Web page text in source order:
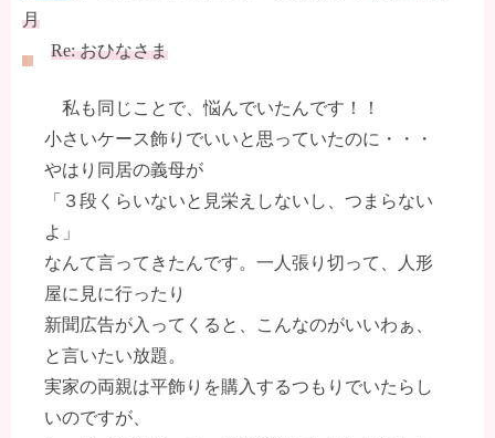
月
Re: おひなさま
私も同じことで、悩んでいたんです！！
小さいケース飾りでいいと思っていたのに・・・
やはり同居の義母が
「３段くらいないと見栄えしないし、つまらない
よ」
なんて言ってきたんです。一人張り切って、人形
屋に見に行ったり
新聞広告が入ってくると、こんなのがいいわぁ、
と言いたい放題。
実家の両親は平飾りを購入するつもりでいたらし
いのですが、